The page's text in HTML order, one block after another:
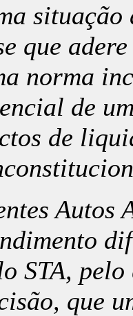
que
norma
de
de
Autos
STA,
que